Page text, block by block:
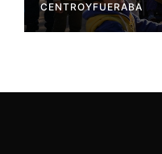
CENTROYFUERABA